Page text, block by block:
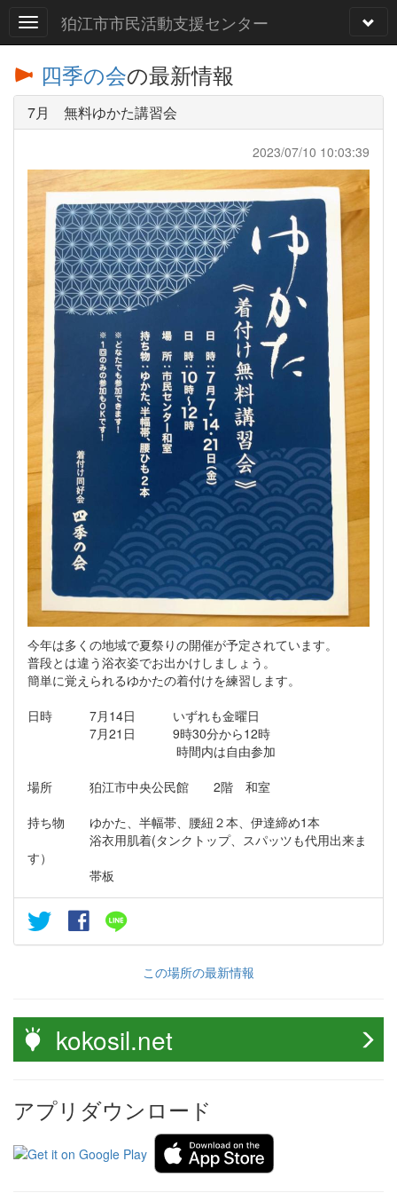
狛江市市民活動支援センター
四季の会の最新情報
7月 無料ゆかた講習会
2023/07/10 10:03:39
今年は多くの地域で夏祭りの開催が予定されています。
普段とは違う浴衣姿でお出かけしましょう。
簡単に覚えられるゆかたの着付けを練習します。
日時 7月14日 いずれも金曜日
7月21日 9時30分から12時
時間内は自由参加
場所 狛江市中央公民館 2階 和室
持ち物 ゆかた、半幅帯、腰紐２本、伊達締め1本
浴衣用肌着(タンクトップ、スパッツも代用出来ま
す）
帯板
この場所の最新情報
kokosil.net
アプリダウンロード